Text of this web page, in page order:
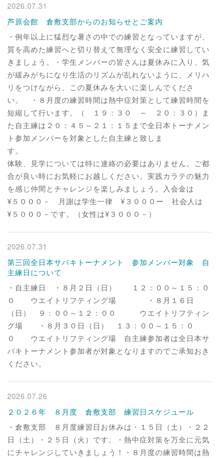
2026.07.31
芦原会館 倉敷支部からのお知らせとご案内
・例年以上に猛烈な暑さの中での練習となっていますが、
質を高めた練習へと切り替えて無理なく安全に練習してい
きましょう。・学生メンバーの皆さんは夏休みに入り、気
が緩みがちになり生活のリズムが乱れないように、メリハ
リをつけながら、この夏休みを大いに楽しんでくださ
い。 ・８月度の練習時間は熱中症対策として練習時間を
短縮して行います。（ １９：３０ ～ ２０：３０）ま
た自主練は２０：４５～２１：１５まで全日本トーナメン
ト参加メンバーを対象とした自主練と致しま
す
体験、見学については特に連絡の必要はありません。ご都
合が良い時にお気軽にお越しください。実践カラテの魅力
を感じ仲間とチャレンジを楽しみましょう。入会金は
¥５０００－ 月謝は学生一律 ¥３０００ー 社会人は
¥５０００－です。（女性は¥３０００－）
2026.07.31
第三回全日本サバキトーナメント 参加メンバー対象 自
主練日について
・自主練日 ・８月２日（日） １２：００～１５：０
０ ウエイトリフティング場 ・８月１６日
（日） ９：００～１２：００ ウエイトリフティン
グ場 ・８月３０日（日） １３：００～１５：０
０ ウエイトリフティング場 自主練参加者は全日本サ
バキトーナメント参加者が対象となりますのでご承知おき
ください。
2026.07.26
２０２６年 ８月度 倉敷支部 練習日スケジュール
・倉敷支部 ８月度練習日お休みは・１５日（土）・２２
日（土）・２５日（火）です。・熱中症対策を万全に元気
にチャレンジしていきましょう！・８月度の練習時間は熱